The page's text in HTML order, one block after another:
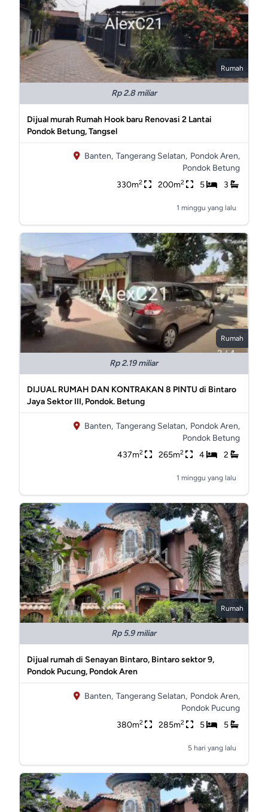
Rumah
Rp 2.8 miliar
Dijual murah Rumah Hook baru Renovasi 2 Lantai
Pondok Betung, Tangsel
Banten, Tangerang Selatan, Pondok Aren,
Pondok Betung
330m2 200m2 5 3
1 minggu yang lalu
Rumah
Rp 2.19 miliar
DIJUAL RUMAH DAN KONTRAKAN 8 PINTU di Bintaro
Jaya Sektor III, Pondok. Betung
Banten, Tangerang Selatan, Pondok Aren,
Pondok Betung
437m2 265m2 4 2
1 minggu yang lalu
Rumah
Rp 5.9 miliar
Dijual rumah di Senayan Bintaro, Bintaro sektor 9,
Pondok Pucung, Pondok Aren
Banten, Tangerang Selatan, Pondok Aren,
Pondok Pucung
380m2 285m2 5 5
5 hari yang lalu